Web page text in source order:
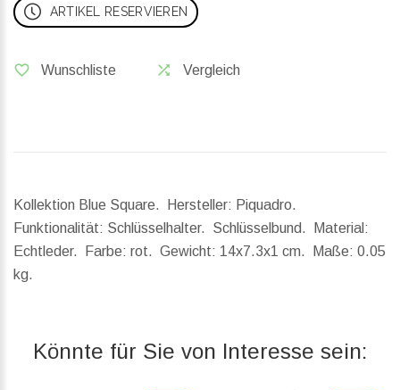
ARTIKEL RESERVIEREN
Wunschliste Vergleich
Kollektion Blue Square. Hersteller: Piquadro.
Funktionalität: Schlüsselhalter. Schlüsselbund. Material:
Echtleder. Farbe: rot. Gewicht: 14x7.3x1 cm. Maße: 0.05
kg.
Könnte für Sie von Interesse sein: